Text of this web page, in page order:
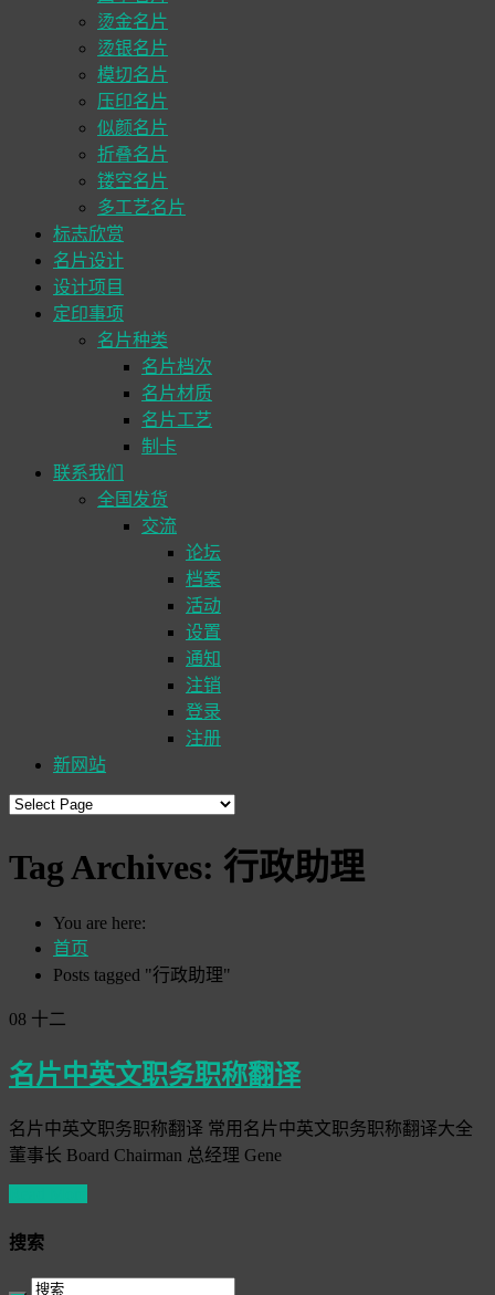
烫金名片
烫银名片
模切名片
压印名片
似颜名片
折叠名片
镂空名片
多工艺名片
标志欣赏
名片设计
设计项目
定印事项
名片种类
名片档次
名片材质
名片工艺
制卡
联系我们
全国发货
交流
论坛
档案
活动
设置
通知
注销
登录
注册
新网站
Tag Archives: 行政助理
You are here:
首页
Posts tagged "行政助理"
08 十二
名片中英文职务职称翻译
名片中英文职务职称翻译 常用名片中英文职务职称翻译大全
董事长 Board Chairman 总经理 Gene
搜索